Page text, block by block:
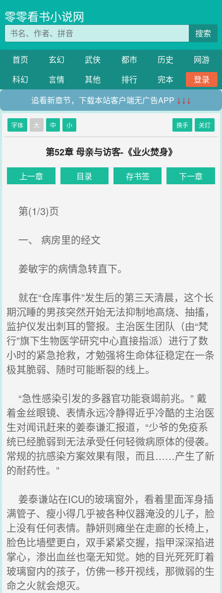
零零看书小说网
搜索
首页 玄幻 武侠 都市 历史
网游
科幻
言情 其他 排行 完本
登录
追看新章节，下载本站客户端无广告APP ↓↓↓
字体 大 中 小 换手 关灯
第52章 母亲与访客-《业火焚身》
上一章 目录 存书签 下一章
第(1/3)页
一、 病房里的经文
姜敏宇的病情急转直下。
就在“仓库事件”发生后的第三天清晨，这个长
期沉睡的男孩突然开始无法抑制地高烧、抽搐，
监护仪发出刺耳的警报。主治医生团队（由“梵
行”旗下生物医学研究中心直接指派）进行了数
小时的紧急抢救，才勉强将生命体征稳定在一条
极其脆弱、随时可能断裂的线上。
“急性感染引发的多器官功能衰竭前兆。” 戴
着金丝眼镜、表情永远冷静得近乎冷酷的主治医
生对闻讯赶来的姜泰谦汇报道，“少爷的免疫系
统已经脆弱到无法承受任何轻微病原体的侵袭。
常规的抗感染方案效果有限，而且……产生了新
的耐药性。”
姜泰谦站在ICU的玻璃窗外，看着里面浑身插
满管子、瘦小得几乎被各种仪器淹没的儿子，脸
上没有任何表情。静妍则瘫坐在走廊的长椅上，
脸色比墙壁更白，双手紧紧交握，指甲深深掐进
掌心，渗出血丝也毫无知觉。她的目光死死盯着
玻璃窗内的孩子，仿佛一移开视线，那微弱的生
命之火就会熄灭。